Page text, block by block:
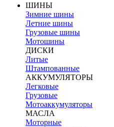
ШИНЫ
Зимние шины
Летние шины
Грузовые шины
Мотошины
ДИСКИ
Литые
Штампованные
АККУМУЛЯТОРЫ
Легковые
Грузовые
Мотоаккумуляторы
МАСЛА
Моторные